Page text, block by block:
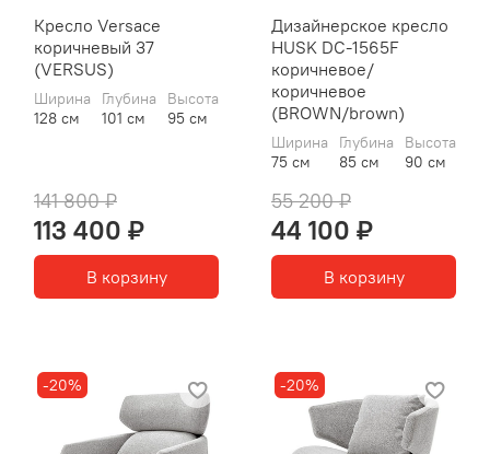
Кресло Versace
коричневый 37
(VERSUS)
Ширина
128 см
Глубина
101 см
Высота
95 см
141 800 ₽
113 400 ₽
В корзину
Дизайнерское кресло
HUSK DC-1565F
коричневое/
коричневое
(BROWN/brown)
Ширина
75 см
Глубина
85 см
Высота
90 см
55 200 ₽
44 100 ₽
В корзину
-20% -20%